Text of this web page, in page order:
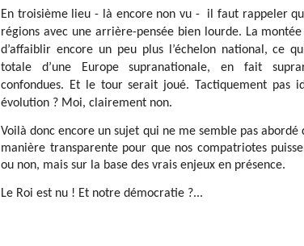
En troisième lieu - là encore non vu -
il faut rappeler
régions avec une arrière-pensée bien lourde. La
d’affaiblir encore un peu plus l’échelon national, ce
totale d’une Europe supranationale, en fait
confondues. Et le tour serait joué. Tactiquement pas
évolution ? Moi, clairement non.
Voilà donc encore un sujet qui ne me semble pas
manière transparente pour que nos compatriotes
ou non, mais sur la base des vrais enjeux en présence.
Le Roi est nu ! Et notre démocratie ?...